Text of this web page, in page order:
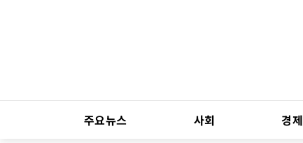
주요뉴스 사회 경제